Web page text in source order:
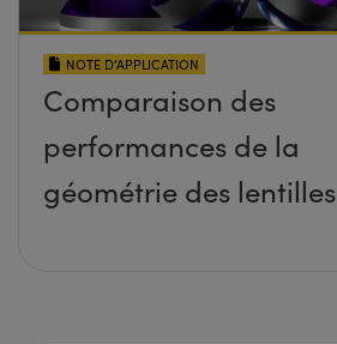
NOTE D’APPLICATION
Comparaison des
performances de la
géométrie des lentilles